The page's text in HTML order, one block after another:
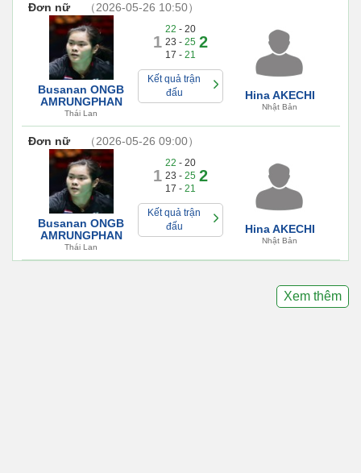
Đơn nữ （2026-05-26 10:50）
Busanan ONGB
AMRUNGPHAN
Thái Lan
1
22 - 20
23 - 25
17 - 21
2
Kết quả trận
đấu
Hina AKECHI
Nhật Bản
Đơn nữ （2026-05-26 09:00）
Busanan ONGB
AMRUNGPHAN
Thái Lan
1
22 - 20
23 - 25
17 - 21
2
Kết quả trận
đấu
Hina AKECHI
Nhật Bản
Xem thêm